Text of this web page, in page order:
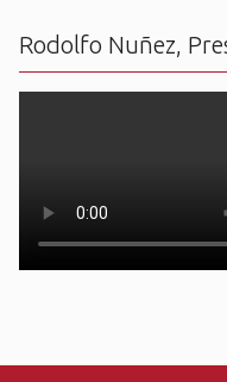
Rodolfo Nuñez,